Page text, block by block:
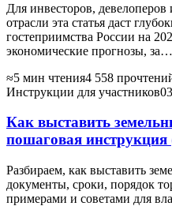
Для инвесторов,
отрасли эта статья даст
гостеприимства России на
экономические прогнозы, за…
≈5 мин чтения4 558
Инструкции для участников
Как выставить
пошаговая инструкция
Разбираем, как выставить
документы, сроки, порядок
примерами и советами для